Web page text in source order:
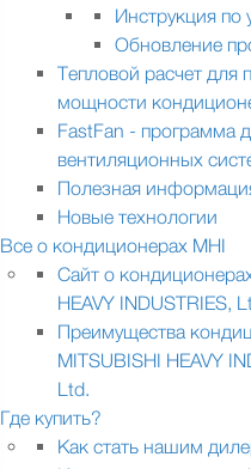
Инструкция по
Обновление
Тепловой расчет для
мощности
FastFan - программа
вентиляционных
Полезная
Новые технологии
Все о кондиционерах MHI
Сайт о
HEAVY INDUSTRIES,
Преимущества
MITSUBISHI HEAVY
Ltd.
Где купить?
Как стать нашим